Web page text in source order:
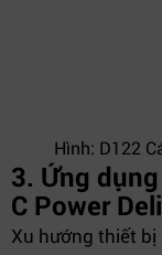
Hình: D122
3. Ứng
C Power
Xu hướng thiết